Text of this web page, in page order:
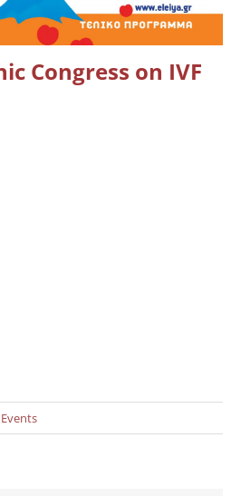
Congress on IVF
Events